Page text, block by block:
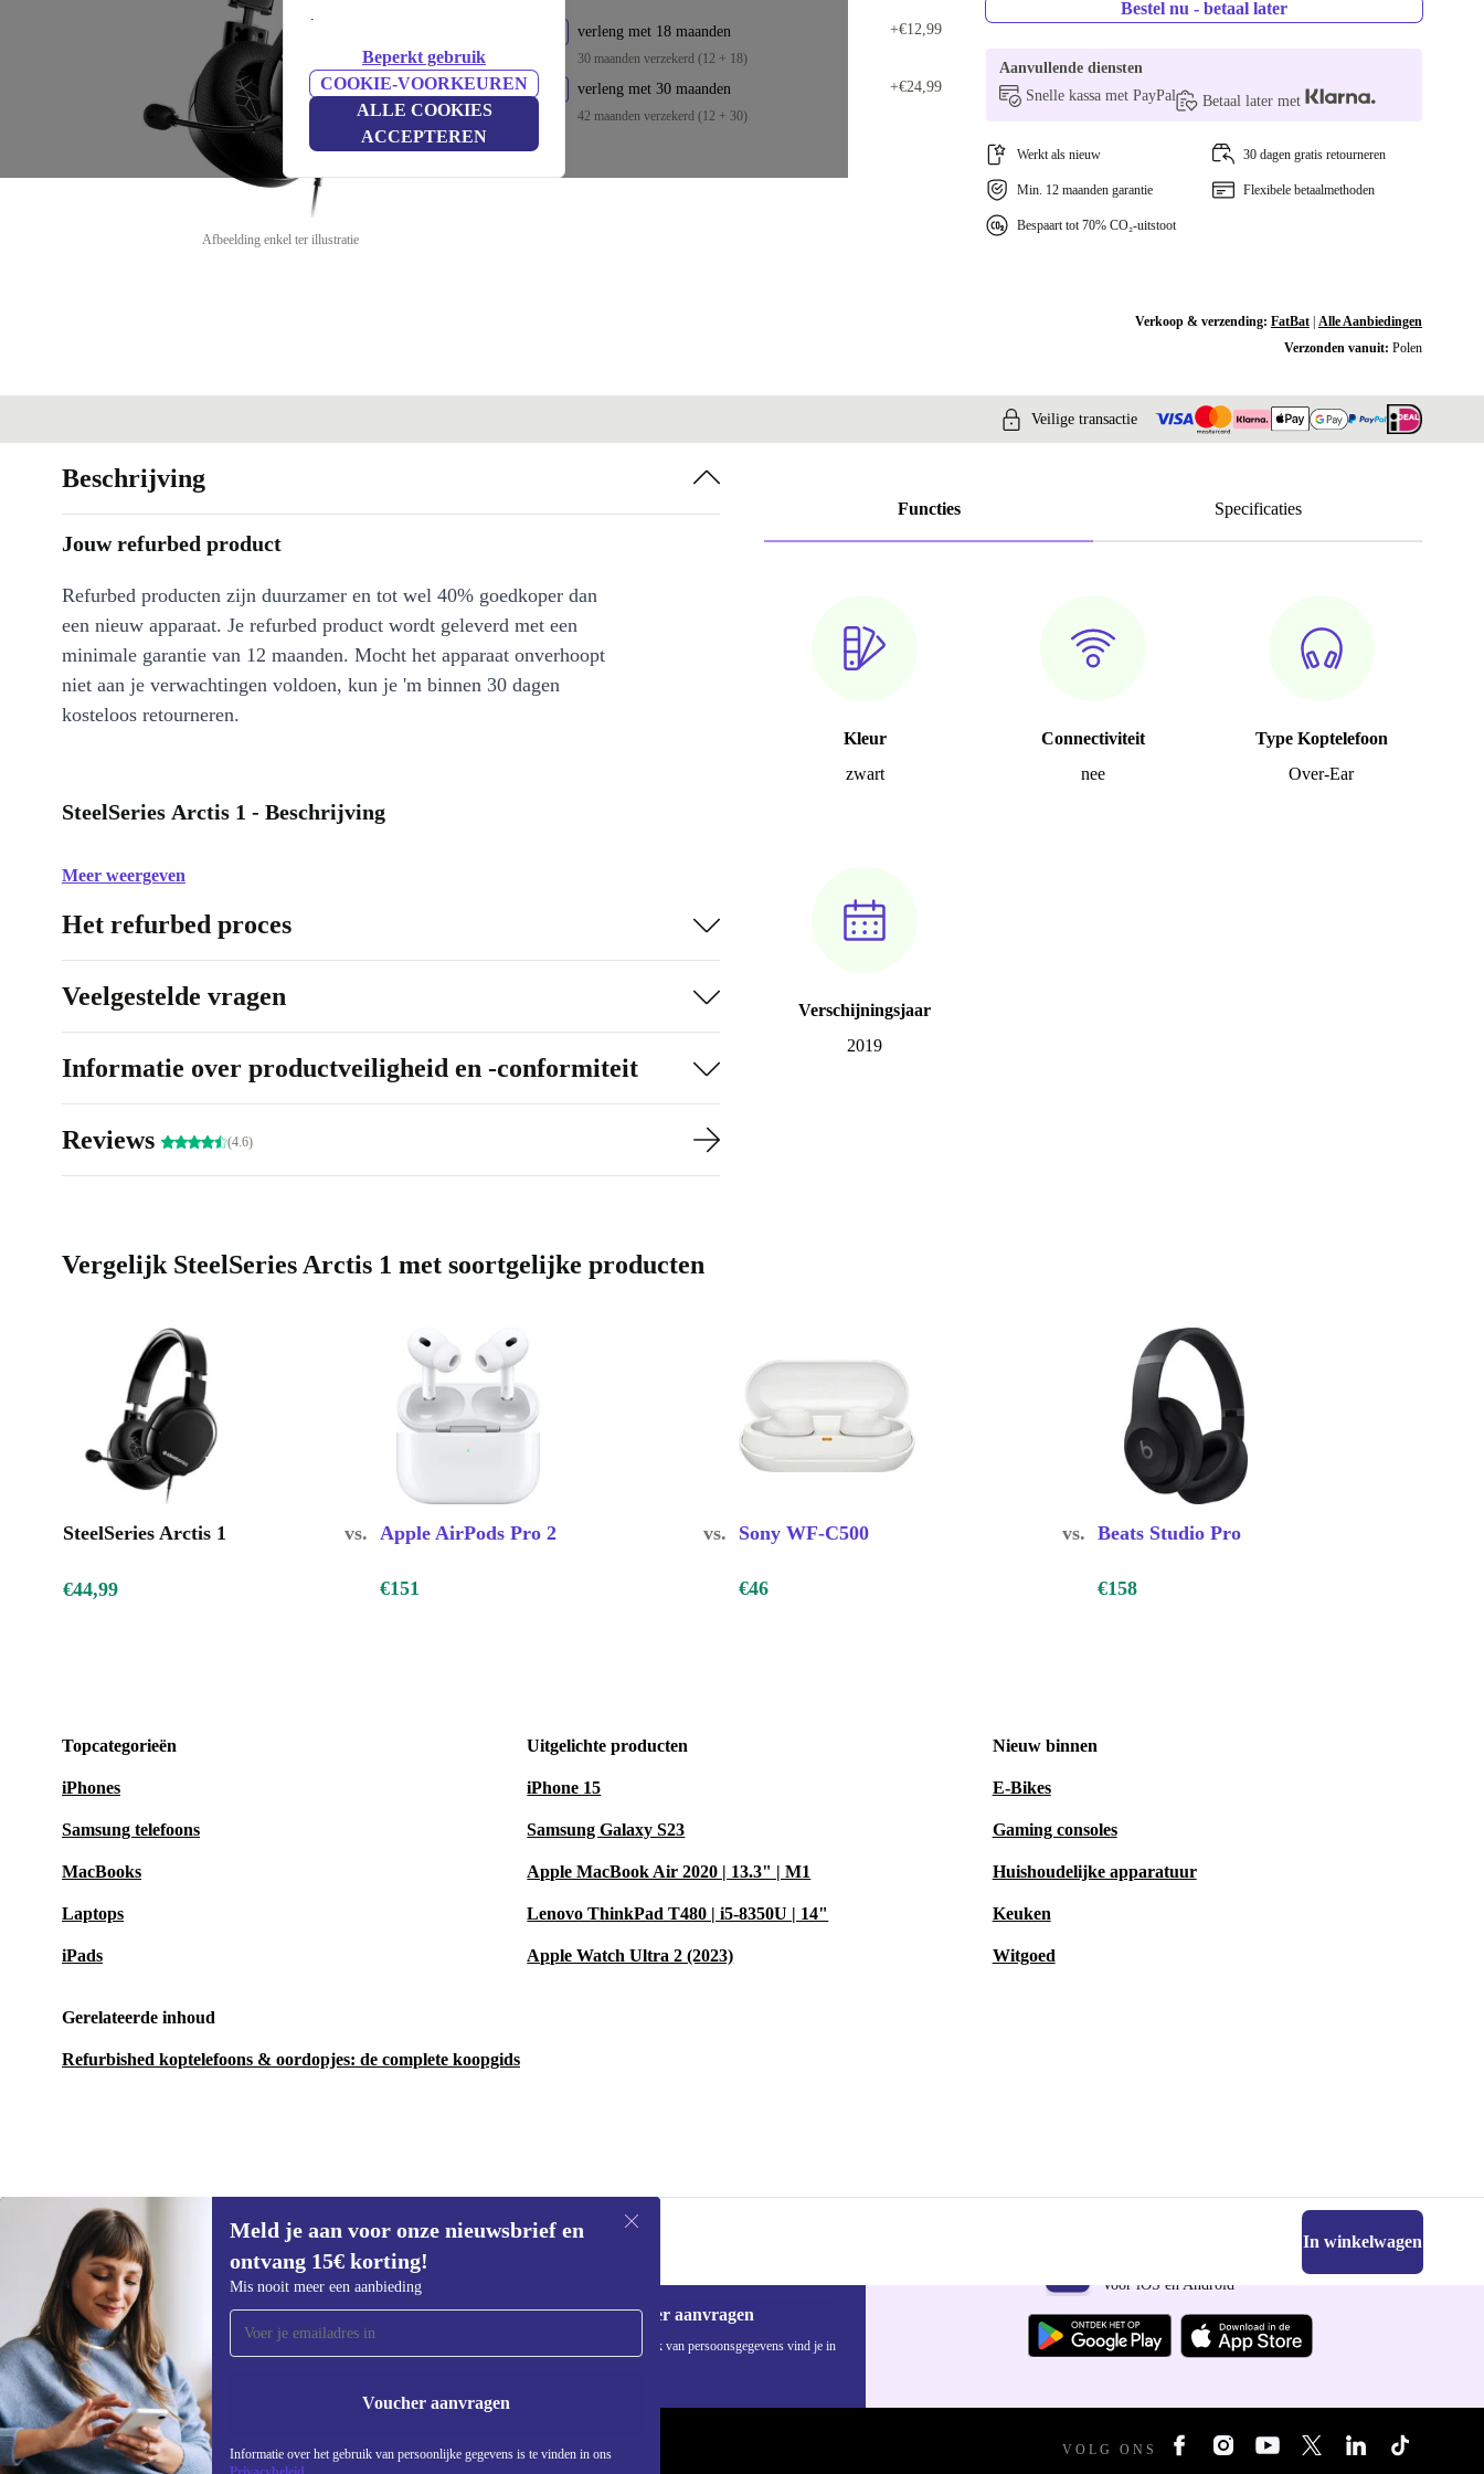
.
Beperkt gebruik
COOKIE-VOORKEUREN
ALLE COOKIES
ACCEPTEREN
Afbeelding enkel ter illustratie
verleng met 18 maanden
30 maanden verzekerd (12 + 18)
+€12,99
verleng met 30 maanden
42 maanden verzekerd (12 + 30)
+€24,99
Bestel nu - betaal later
Aanvullende diensten
Snelle kassa met PayPal
Betaal later met
Werkt als nieuw 30 dagen gratis retourneren
Min. 12 maanden garantie Flexibele betaalmethoden
Bespaart tot 70% CO₂-uitstoot
Verkoop & verzending: FatBat| Alle Aanbiedingen
Verzonden vanuit: Polen
Veilige transactie
Functies Specificaties
Kleur
zwart
Connectiviteit
nee
Type Koptelefoon
Over-Ear
Verschijningsjaar
2019
Beschrijving
Jouw refurbed product
Refurbed producten zijn duurzamer en tot wel 40% goedkoper dan
een nieuw apparaat. Je refurbed product wordt geleverd met een
minimale garantie van 12 maanden. Mocht het apparaat onverhoopt
niet aan je verwachtingen voldoen, kun je 'm binnen 30 dagen
kosteloos retourneren.
SteelSeries Arctis 1 - Beschrijving
Meer weergeven
Het refurbed proces
Veelgestelde vragen
Informatie over productveiligheid en -conformiteit
Reviews (4.6)
Vergelijk SteelSeries Arctis 1 met soortgelijke producten
SteelSeries Arctis 1 vs. Apple AirPods Pro 2 vs. Sony WF-C500 vs. Beats Studio Pro
€44,99 €151 €46 €158
Topcategorieën
iPhones
Samsung telefoons
MacBooks
Laptops
iPads
Uitgelichte producten
iPhone 15
Samsung Galaxy S23
Apple MacBook Air 2020 | 13.3" | M1
Lenovo ThinkPad T480 | i5-8350U | 14"
Apple Watch Ultra 2 (2023)
Nieuw binnen
E-Bikes
Gaming consoles
Huishoudelijke apparatuur
Keuken
Witgoed
Gerelateerde inhoud
Refurbished koptelefoons & oordopjes: de complete koopgids
€44,99€59 In winkelwagen
Meld je aan voor onze nieuwsbrief en
ontvang 15€ korting!
Mis nooit meer een aanbieding
Voucher aanvragen
Informatie over het gebruik van persoonlijke gegevens is te vinden in ons
Meld je aan voor onze nieuwsbrief en
ontvang €15 korting!
Mis nooit meer een aanbieding.
Voucher aanvragen
Informatie over het gebruik van persoonsgegevens vind je in
Voor iOS en Android
REFURBED NEDERLAND - RETHINK NEW. VOLG ONS